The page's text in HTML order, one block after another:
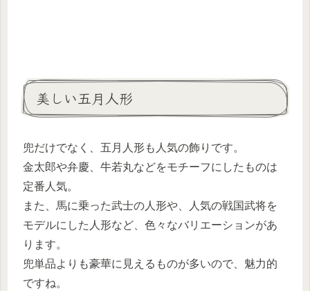
美しい五月人形
兜だけでなく、五月人形も人気の飾りです。
金太郎や弁慶、牛若丸などをモチーフにしたものは
定番人気。
また、馬に乗った武士の人形や、人気の戦国武将を
モデルにした人形など、色々なバリエーションがあ
ります。
兜単品よりも豪華に見えるものが多いので、魅力的
ですね。